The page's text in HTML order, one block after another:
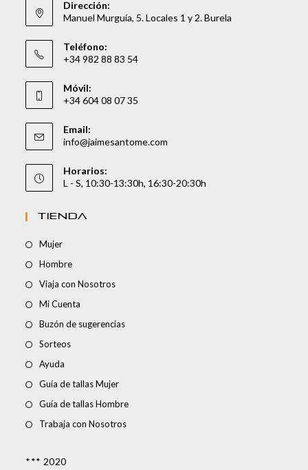
Dirección:
Manuel Murguía, 5. Locales 1 y 2. Burela
Teléfono:
+34 982 88 83 54
Móvil:
+34 604 08 07 35
Email:
info@jaimesantome.com
Horarios:
L - S, 10:30-13:30h, 16:30-20:30h
TIENDA
Mujer
Hombre
Viaja con Nosotros
Mi Cuenta
Buzón de sugerencias
Sorteos
Ayuda
Guía de tallas Mujer
Guía de tallas Hombre
Trabaja con Nosotros
*** 2020